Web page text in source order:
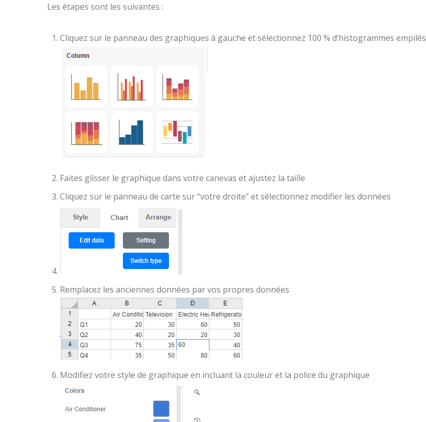
Les étapes sont les suivantes :
Cliquez sur le panneau des graphiques à gauche et sélectionnez 100 % d’histogrammes empilés
Faites glisser le graphique dans votre canevas et ajustez la taille
Cliquez sur le panneau de carte sur “votre droite” et sélectionnez modifier les données
Remplacez les anciennes données par vos propres données
Modifiez votre style de graphique en incluant la couleur et la police du graphique